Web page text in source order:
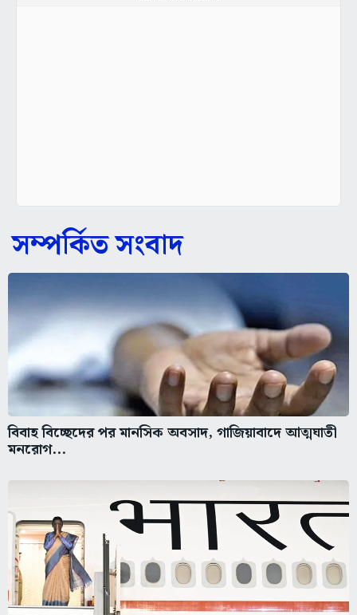
সম্পর্কিত সংবাদ
বিবাহ বিচ্ছেদের পর মানসিক অবসাদ, গাজিয়াবাদে আত্মঘাতী
মনরোগ...